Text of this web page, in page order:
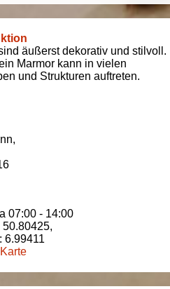
äußerst dekorativ und stilvoll.
Marmor kann in vielen
und Strukturen auftreten.
,
07:00 - 14:00
50.80425,
6.99411
Karte